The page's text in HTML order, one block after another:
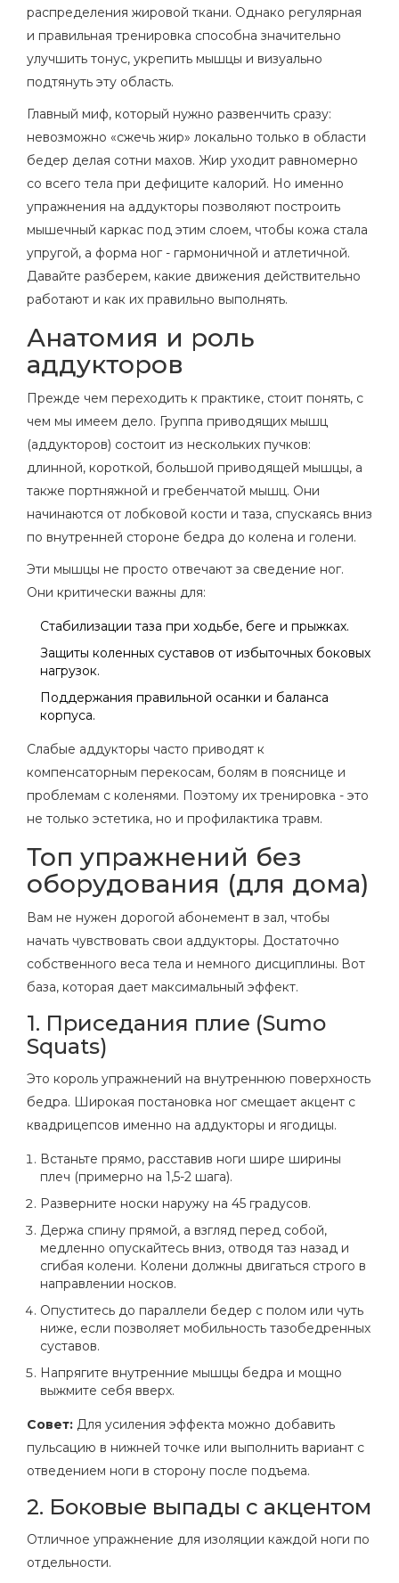
распределения жировой ткани. Однако регулярная
и правильная тренировка способна значительно
улучшить тонус, укрепить мышцы и визуально
подтянуть эту область.
Главный миф, который нужно развенчить сразу:
невозможно «сжечь жир» локально только в области
бедер делая сотни махов. Жир уходит равномерно
со всего тела при дефиците калорий. Но именно
упражнения на аддукторы позволяют построить
мышечный каркас под этим слоем, чтобы кожа стала
упругой, а форма ног - гармоничной и атлетичной.
Давайте разберем, какие движения действительно
работают и как их правильно выполнять.
Анатомия и роль
аддукторов
Прежде чем переходить к практике, стоит понять, с
чем мы имеем дело. Группа приводящих мышц
(аддукторов) состоит из нескольких пучков:
длинной, короткой, большой приводящей мышцы, а
также портняжной и гребенчатой мышц. Они
начинаются от лобковой кости и таза, спускаясь вниз
по внутренней стороне бедра до колена и голени.
Эти мышцы не просто отвечают за сведение ног.
Они критически важны для:
Стабилизации таза при ходьбе, беге и прыжках.
Защиты коленных суставов от избыточных боковых
нагрузок.
Поддержания правильной осанки и баланса
корпуса.
Слабые аддукторы часто приводят к
компенсаторным перекосам, болям в пояснице и
проблемам с коленями. Поэтому их тренировка - это
не только эстетика, но и профилактика травм.
Топ упражнений без
оборудования (для дома)
Вам не нужен дорогой абонемент в зал, чтобы
начать чувствовать свои аддукторы. Достаточно
собственного веса тела и немного дисциплины. Вот
база, которая дает максимальный эффект.
1. Приседания плие (Sumo
Squats)
Это король упражнений на внутреннюю поверхность
бедра. Широкая постановка ног смещает акцент с
квадрицепсов именно на аддукторы и ягодицы.
Встаньте прямо, расставив ноги шире ширины
плеч (примерно на 1,5-2 шага).
Разверните носки наружу на 45 градусов.
Держа спину прямой, а взгляд перед собой,
медленно опускайтесь вниз, отводя таз назад и
сгибая колени. Колени должны двигаться строго в
направлении носков.
Опуститесь до параллели бедер с полом или чуть
ниже, если позволяет мобильность тазобедренных
суставов.
Напрягите внутренние мышцы бедра и мощно
выжмите себя вверх.
Совет: Для усиления эффекта можно добавить
пульсацию в нижней точке или выполнить вариант с
отведением ноги в сторону после подъема.
2. Боковые выпады с акцентом
Отличное упражнение для изоляции каждой ноги по
отдельности.